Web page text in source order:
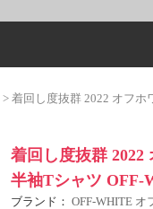
> 着回し度抜群 2022 オフホワイトコピ
着回し度抜群 2022
半袖Tシャツ OFF-
ブランド： OFF-WHITE オ